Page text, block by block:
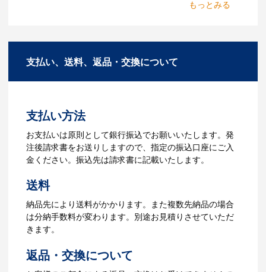
タマイズが可能です。お気軽にご相談く
お見積を弊社からお出しします。
3.発注・データ入稿
ら、ご注文書をお送りします。
【名入れをする場合】名入れに必要なデ
ータをご入稿頂き、名入れイメージをデ
ータでご確認いただきます。
4.納品
【名入れをする場合】データのご入稿後
３週間程度で納品となります。
【名入れなしの場合】在庫がある場合、3
～5営業日程度で納品となります。
ご利用ガイドをもっとみる
支払い、送料、返品・交換について
支払い方法
お支払いは原則として銀行振込でお願いいたします。発
注後請求書をお送りしますので、指定の振込口座にご入
金ください。振込先は請求書に記載いたします。
送料
納品先により送料がかかります。また複数先納品の場合
は分納手数料が変わります。別途お見積りさせていただ
きます。
返品・交換について